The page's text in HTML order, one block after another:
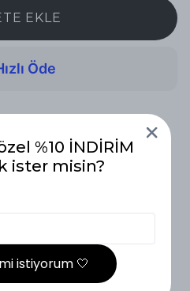
EKLE
%10 İNDİRİM
ister misin?
istiyorum 🤍